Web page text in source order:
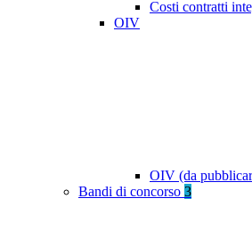
Costi contratti
OIV
OIV (da
Bandi di concorso 3